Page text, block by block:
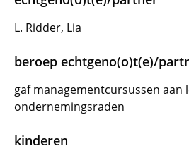
L. Ridder, Lia
beroep echtgeno(o)t(e)/
gaf managementcursussen aan
ondernemingsraden
kinderen